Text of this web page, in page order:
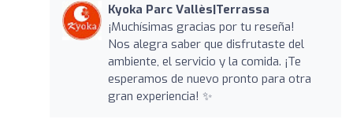
Kyoka Parc Vallès|Terrassa
¡Muchísimas gracias por tu reseña!
Nos alegra saber que disfrutaste del
ambiente, el servicio y la comida. ¡Te
esperamos de nuevo pronto para otra
gran experiencia! ✨